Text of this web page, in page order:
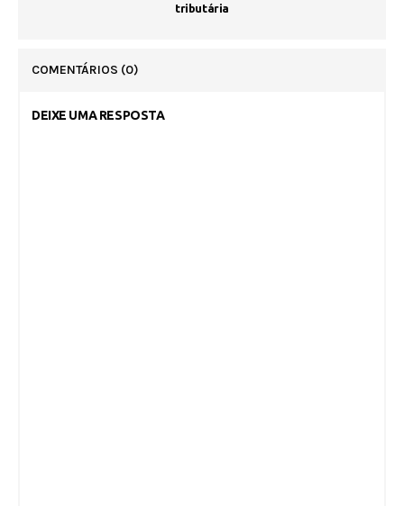
tributária
COMENTÁRIOS (0)
DEIXE UMA RESPOSTA